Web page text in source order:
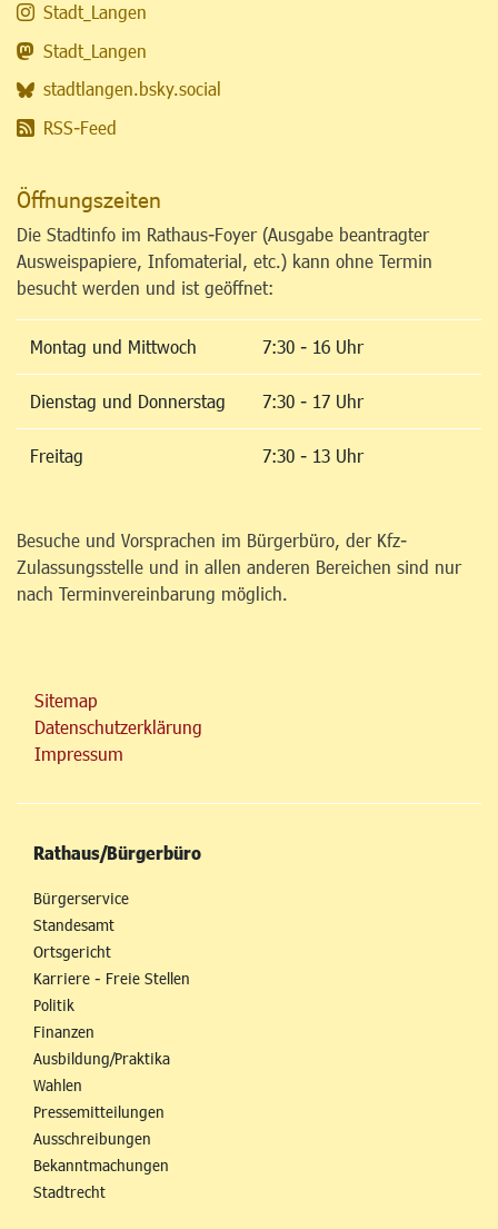
Stadt_Langen
Stadt_Langen
stadtlangen.bsky.social
RSS-Feed
Öffnungszeiten
Die Stadtinfo im Rathaus-Foyer (Ausgabe beantragter
Ausweispapiere, Infomaterial, etc.) kann ohne Termin
besucht werden und ist geöffnet:
Montag und Mittwoch 7:30 - 16 Uhr
Dienstag und Donnerstag 7:30 - 17 Uhr
Freitag 7:30 - 13 Uhr
Besuche und Vorsprachen im Bürgerbüro, der Kfz-
Zulassungsstelle und in allen anderen Bereichen sind nur
nach Terminvereinbarung möglich.
Sitemap
Datenschutzerklärung
Impressum
Rathaus/Bürgerbüro
Bürgerservice
Standesamt
Ortsgericht
Karriere - Freie Stellen
Politik
Finanzen
Ausbildung/Praktika
Wahlen
Pressemitteilungen
Ausschreibungen
Bekanntmachungen
Stadtrecht